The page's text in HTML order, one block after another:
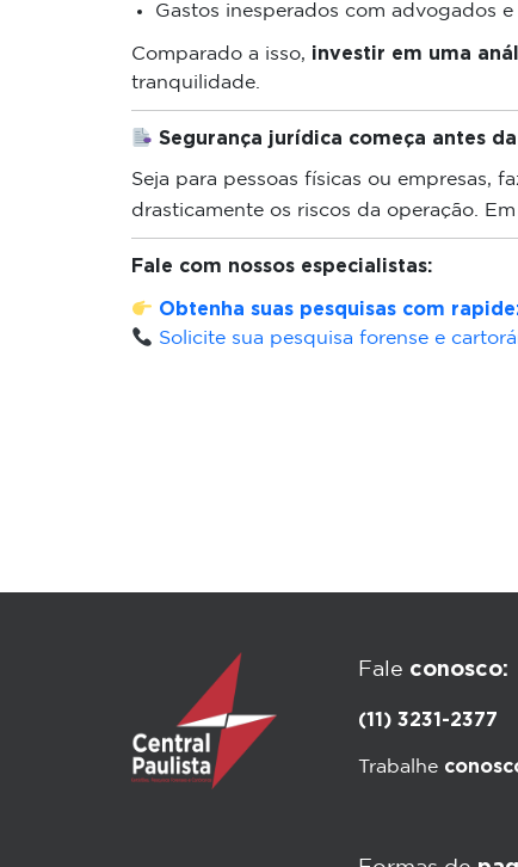
Gastos inesperados com advogados e
Comparado a isso, investir em uma
tranquilidade.
Segurança jurídica começa antes
Seja para pessoas físicas ou empresas,
drasticamente os riscos da operação.
Fale com nossos especialistas:
Obtenha suas pesquisas com
Solicite sua pesquisa forense e
Fale conosco:
(11) 3231-2377
Trabalhe